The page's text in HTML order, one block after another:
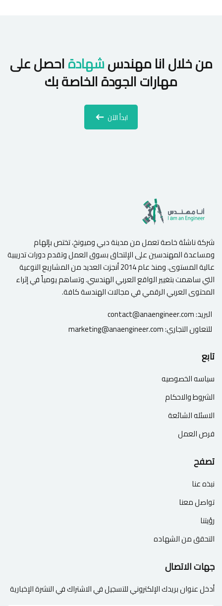
من خلال انا مهندسشهادةاحصل على
مهارات الجودة الخاصة بك
ابدأ الآن
شركة ناشئة خاصة تعمل من مدينة دبي وميونخ، تختص بإلهام
ومساعدة المهندسين على الإلتحاق بسوق العمل وتقدم دورات تدريبية
عالية المستوى. ومنذ عام 2014 أنجزت العديد من المشاريع النوعية
التي ساهمت بتغيير الواقع العربي الهندسي. وتساهم يومياً في إثراء
المحتوى العربي الرقمي في مجالات الهندسة كافة.
البريد:contact@anaengineer.com
للتعاون التجاري:marketing@anaengineer.com
تابع
سياسه الخصوصيه
الشروط والاحكام
الاسئله الشائعة
فرص العمل
تصفح
نبذه عنا
تواصل معنا
رؤيتنا
التحقق من الشهاده
جهات الاتصال
أدخل عنوان بريدك الإلكتروني للتسجيل في الاشتراك في النشرة الإخبارية